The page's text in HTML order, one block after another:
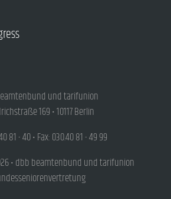
und tarifunion
169 • 10117 Berlin
81 - 40 • Fax: 030.40 81 - 49 99
• dbb beamtenbund und tarifunion